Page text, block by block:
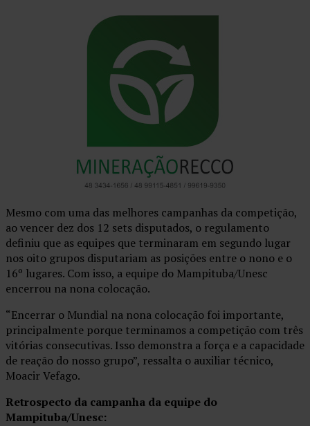
Mesmo com uma das melhores campanhas da competição,
ao vencer dez dos 12 sets disputados, o regulamento
definiu que as equipes que terminaram em segundo lugar
nos oito grupos disputariam as posições entre o nono e o
16º lugares. Com isso, a equipe do Mampituba/Unesc
encerrou na nona colocação.
“Encerrar o Mundial na nona colocação foi importante,
principalmente porque terminamos a competição com três
vitórias consecutivas. Isso demonstra a força e a capacidade
de reação do nosso grupo”, ressalta o auxiliar técnico,
Moacir Vefago.
Retrospecto da campanha da equipe do
Mampituba/Unesc: